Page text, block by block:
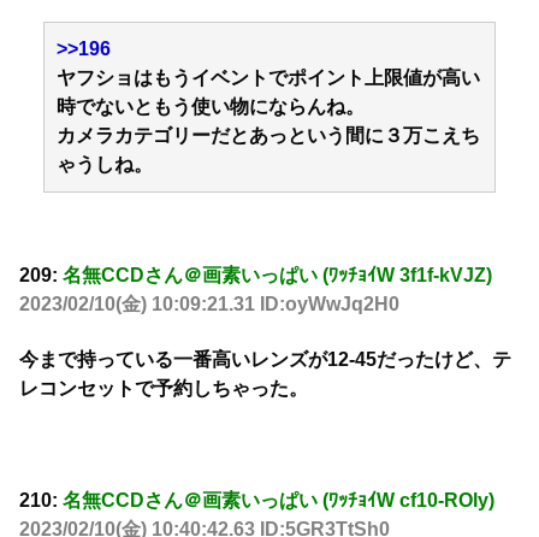
>>196
ヤフショはもうイベントでポイント上限値が高い
時でないともう使い物にならんね。
カメラカテゴリーだとあっという間に３万こえち
ゃうしね。
209: 名無CCDさん＠画素いっぱい (ﾜｯﾁｮｲW 3f1f-kVJZ)
2023/02/10(金) 10:09:21.31 ID:oyWwJq2H0
今まで持っている一番高いレンズが12-45だったけど、テ
レコンセットで予約しちゃった。
210: 名無CCDさん＠画素いっぱい (ﾜｯﾁｮｲW cf10-ROly)
2023/02/10(金) 10:40:42.63 ID:5GR3TtSh0